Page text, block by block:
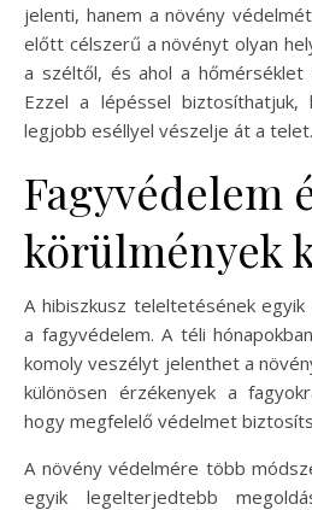
jelenti, hanem a növény
előtt célszerű a növényt olyan
a széltől, és ahol a hőmérséklet
Ezzel a lépéssel biztosíthatjuk,
legjobb eséllyel vészelje át a telet.
Fagyvédelem
körülmények
A hibiszkusz teleltetésének
a fagyvédelem. A téli
komoly veszélyt jelenthet a
különösen érzékenyek a
hogy megfelelő védelmet
A növény védelmére több
egyik legelterjedtebb